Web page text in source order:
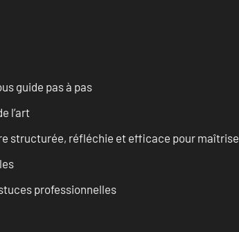
guide pas à pas
l’art
structurée, réfléchie et efficace pour
professionnelles